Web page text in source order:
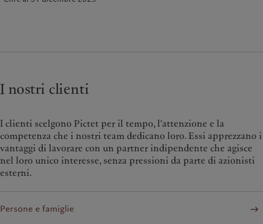
I nostri clienti
I clienti scelgono Pictet per il tempo, l'attenzione e la
competenza che i nostri team dedicano loro. Essi apprezzano i
vantaggi di lavorare con un partner indipendente che agisce
nel loro unico interesse, senza pressioni da parte di azionisti
esterni.
Persone e famiglie